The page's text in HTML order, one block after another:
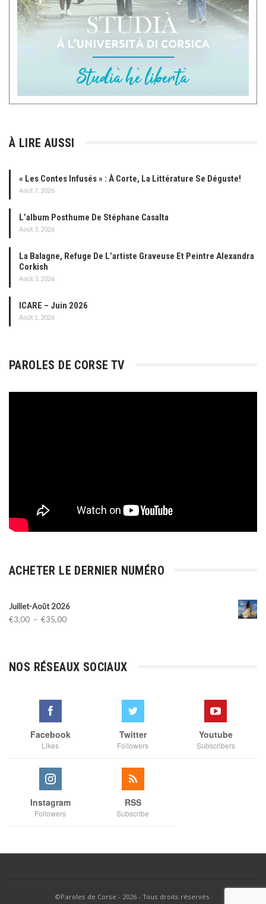
À LIRE AUSSI
« Les Contes Infusés » : À Corte, La Littérature Se Déguste!
Août 7, 2026
L’album Posthume De Stéphane Casalta
Août 5, 2026
La Balagne, Refuge De L’artiste Graveuse Et Peintre Alexandra
Corkish
Août 3, 2026
ICARE – Juin 2026
Août 1, 2026
PAROLES DE CORSE TV
ACHETER LE DERNIER NUMÉRO
Juillet-Août 2026
€3,00 – €35,00Plage
à
NOS RÉSEAUX SOCIAUX
Facebook
Likes
Twitter
Followers
Youtube
Subscribers
Instagram
Followers
RSS
Subscribe
©Paroles de Corse - 2026 - Tous droits réservés.